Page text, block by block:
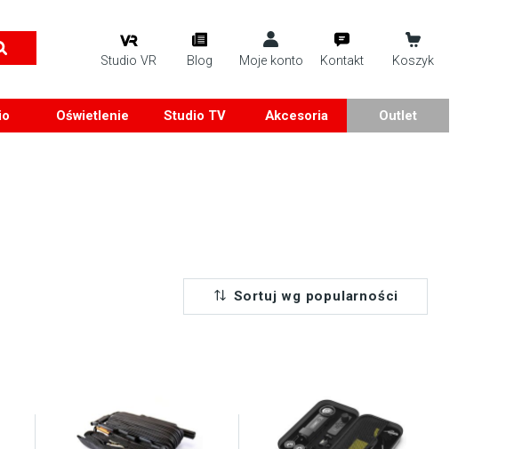
Studio VR Blog Moje konto Kontakt Koszyk
Oświetlenie Studio TV Akcesoria Outlet
Sortuj wg popularności